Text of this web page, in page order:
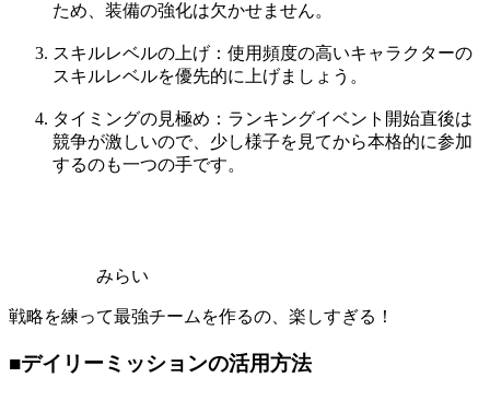
ため、装備の強化は欠かせません。
スキルレベルの上げ：使用頻度の高いキャラクターの
スキルレベルを優先的に上げましょう。
タイミングの見極め：ランキングイベント開始直後は
競争が激しいので、少し様子を見てから本格的に参加
するのも一つの手です。
みらい
戦略を練って最強チームを作るの、楽しすぎる！
■デイリーミッションの活用方法